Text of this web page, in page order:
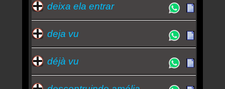
deixa ela entrar
deja vu
déjà vu